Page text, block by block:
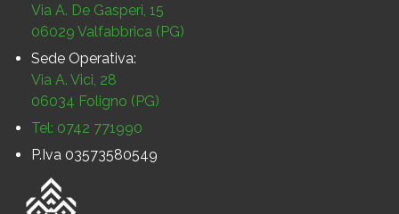
Via A. De Gasperi, 15
06029 Valfabbrica (PG)
Sede Operativa:
Via A. Vici, 28
06034 Foligno (PG)
Tel: 0742 771990
P.Iva 03573580549